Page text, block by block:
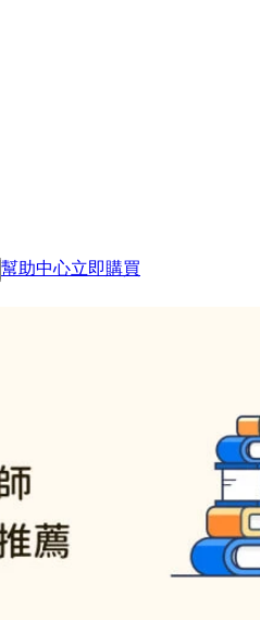
幫助中心立即購買